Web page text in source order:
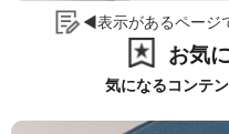
◀表示があるページ
お気
気になるコンテ